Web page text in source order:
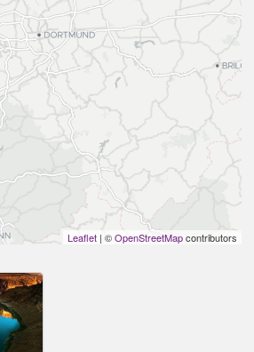
Leaflet | ©OpenStreetMapcontributors